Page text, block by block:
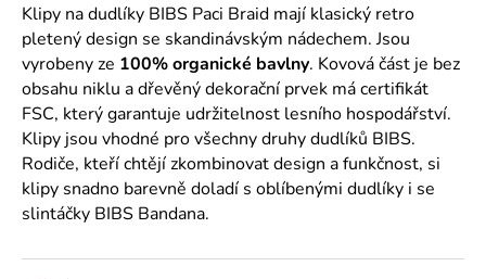
Klipy na dudlíky BIBS Paci Braid mají klasický retro
pletený design se skandinávským nádechem. Jsou
vyrobeny ze 100% organické bavlny. Kovová část je bez
obsahu niklu a dřevěný dekorační prvek má certifikát
FSC, který garantuje udržitelnost lesního hospodářství.
Klipy jsou vhodné pro všechny druhy dudlíků BIBS.
Rodiče, kteří chtějí zkombinovat design a funkčnost, si
klipy snadno barevně doladí s oblíbenými dudlíky i se
slintáčky BIBS Bandana.